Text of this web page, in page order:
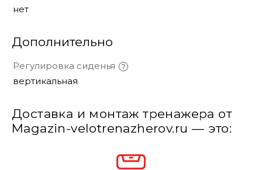
нет
Дополнительно
Регулировка сиденья
вертикальная
Доставка и монтаж тренажера от
Magazin-velotrenazherov.ru — это: